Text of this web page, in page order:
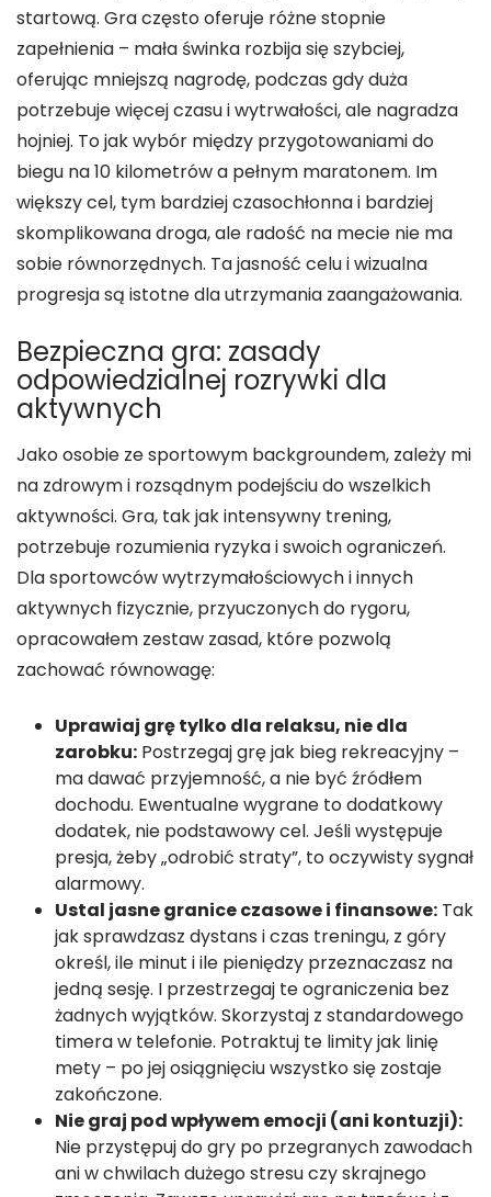
startową. Gra często oferuje różne stopnie
zapełnienia – mała świnka rozbija się szybciej,
oferując mniejszą nagrodę, podczas gdy duża
potrzebuje więcej czasu i wytrwałości, ale nagradza
hojniej. To jak wybór między przygotowaniami do
biegu na 10 kilometrów a pełnym maratonem. Im
większy cel, tym bardziej czasochłonna i bardziej
skomplikowana droga, ale radość na mecie nie ma
sobie równorzędnych. Ta jasność celu i wizualna
progresja są istotne dla utrzymania zaangażowania.
Bezpieczna gra: zasady
odpowiedzialnej rozrywki dla
aktywnych
Jako osobie ze sportowym backgroundem, zależy mi
na zdrowym i rozsądnym podejściu do wszelkich
aktywności. Gra, tak jak intensywny trening,
potrzebuje rozumienia ryzyka i swoich ograniczeń.
Dla sportowców wytrzymałościowych i innych
aktywnych fizycznie, przyuczonych do rygoru,
opracowałem zestaw zasad, które pozwolą
zachować równowagę:
Uprawiaj grę tylko dla relaksu, nie dla
zarobku: Postrzegaj grę jak bieg rekreacyjny –
ma dawać przyjemność, a nie być źródłem
dochodu. Ewentualne wygrane to dodatkowy
dodatek, nie podstawowy cel. Jeśli występuje
presja, żeby „odrobić straty”, to oczywisty sygnał
alarmowy.
Ustal jasne granice czasowe i finansowe: Tak
jak sprawdzasz dystans i czas treningu, z góry
określ, ile minut i ile pieniędzy przeznaczasz na
jedną sesję. I przestrzegaj te ograniczenia bez
żadnych wyjątków. Skorzystaj z standardowego
timera w telefonie. Potraktuj te limity jak linię
mety – po jej osiągnięciu wszystko się zostaje
zakończone.
Nie graj pod wpływem emocji (ani kontuzji):
Nie przystępuj do gry po przegranych zawodach
ani w chwilach dużego stresu czy skrajnego